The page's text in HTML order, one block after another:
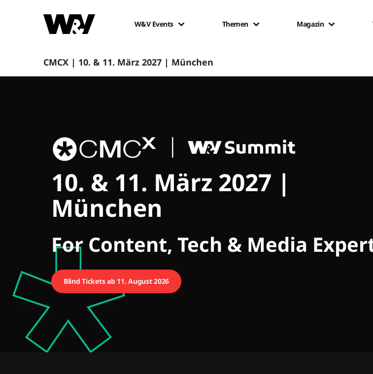
W&V Events Themen Magazin
CMCX | 10. & 11. März 2027 | München
CMCX
10. & 11. März 2027 |
München
For Content, Tech & Media
Blind Tickets ab 11. August 2026